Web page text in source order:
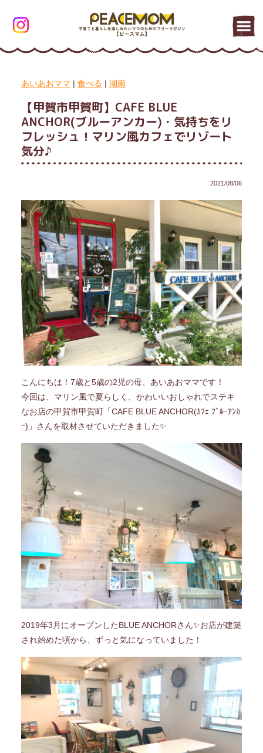
あいあおママ | 食べる | 湖南
【甲賀市甲賀町】CAFE BLUE
ANCHOR(ブルーアンカー)・気持ちをリ
フレッシュ！マリン風カフェでリゾート
気分♪
2021/08/06
こんにちは！ 7歳と5歳の2児の母、あいあおママです！
今回は、マリン風で夏らしく、かわいいおしゃれでステキ
なお店の甲賀市甲賀町「CAFE BLUE ANCHOR(ｶﾌｪ ﾌﾞﾙｰｱﾝｶ
ｰ)」さんを取材させていただきました✨
2019年3月にオープンしたBLUE ANCHORさん✨お店が建築
され始めた頃から、ずっと気になっていました！